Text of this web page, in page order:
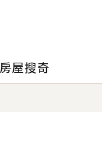
房屋搜奇